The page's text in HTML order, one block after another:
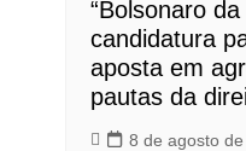
“Bolsonaro
candidatura
aposta em
pautas da
8 de agosto